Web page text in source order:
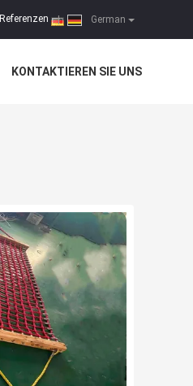
German
Referenzen |
KONTAKTIEREN SIE UNS